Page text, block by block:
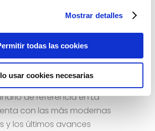
Mostrar detalles
todas las cookies
usar cookies necesarias
de referencia en La
con las más modernas
y los últimos avances